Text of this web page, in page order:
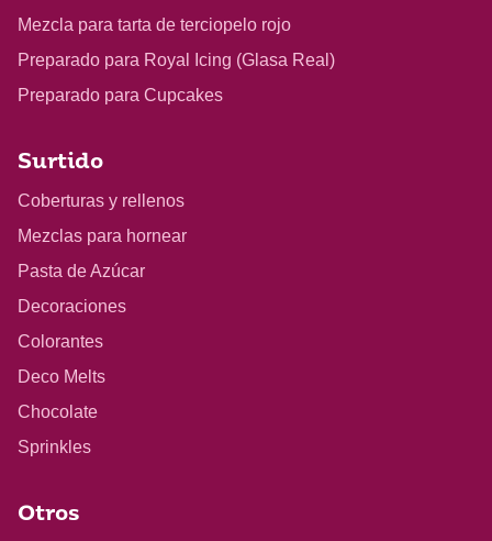
Mezcla para tarta de terciopelo rojo
Preparado para Royal Icing (Glasa Real)
Preparado para Cupcakes
Surtido
Coberturas y rellenos
Mezclas para hornear
Pasta de Azúcar
Decoraciones
Colorantes
Deco Melts
Chocolate
Sprinkles
Otros